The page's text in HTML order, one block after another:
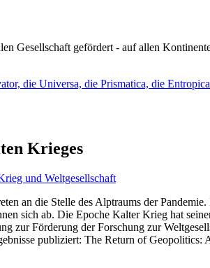
Gesellschaft gefördert - auf allen
die Universa, die Prismatica, die Entropica
Krieges
und Weltgesellschaft
an die Stelle des Alptraums der
sich ab. Die Epoche Kalter Krieg hat
zur Förderung der Forschung zur
publiziert: The Return of